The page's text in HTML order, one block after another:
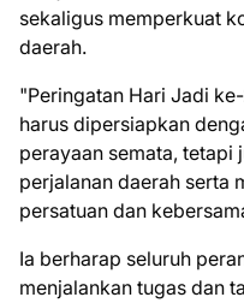
sekaligus memperkuat
daerah.
"Peringatan Hari Jadi
harus dipersiapkan
perayaan semata, tetapi
perjalanan daerah serta
persatuan dan
Ia berharap seluruh
menjalankan tugas dan